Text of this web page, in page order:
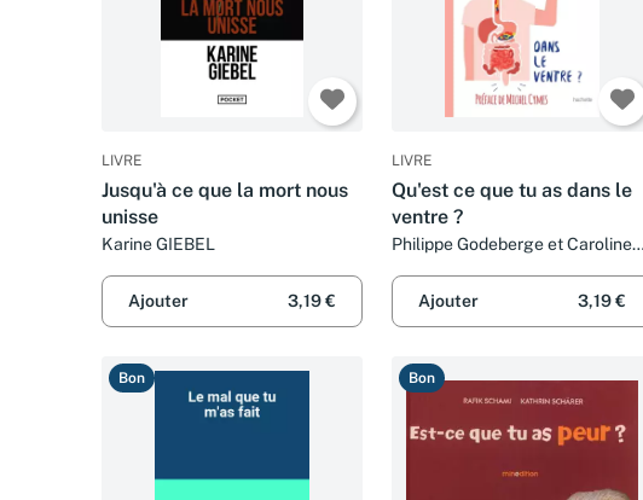
LIVRE
Jusqu'à ce que la mort nous
unisse
Karine GIEBEL
Ajouter 3,19 €
LIVRE
Qu'est ce que tu as dans le
ventre ?
Philippe Godeberge et Caroline
Ajouter
3,19 €
Bon Bon